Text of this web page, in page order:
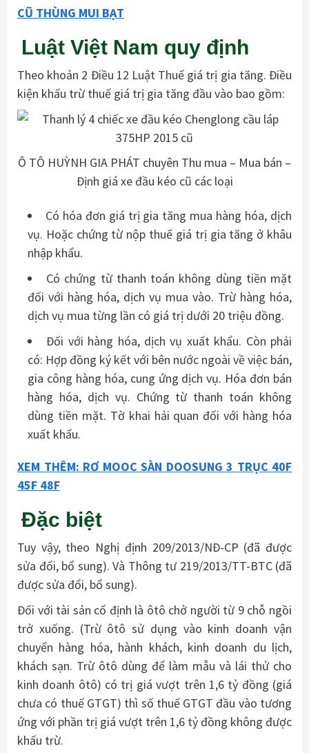
CŨ THÙNG MUI BẠT
Luật Việt Nam quy định
Theo khoản 2 Điều 12 Luật Thuế giá trị gia tăng. Điều
kiện khấu trừ thuế giá trị gia tăng đầu vào bao gồm:
Ô TÔ HUỲNH GIA PHÁT chuyên Thu mua – Mua bán –
Định giá xe đầu kéo cũ các loại
Có hóa đơn giá trị gia tăng mua hàng hóa, dịch
vụ. Hoặc chứng từ nộp thuế giá trị gia tăng ở khâu
nhập khẩu.
Có chứng từ thanh toán không dùng tiền mặt
đối với hàng hóa, dịch vụ mua vào. Trừ hàng hóa,
dịch vụ mua từng lần có giá trị dưới 20 triệu đồng.
Đối với hàng hóa, dịch vụ xuất khẩu. Còn phải
có: Hợp đồng ký kết với bên nước ngoài về việc bán,
gia công hàng hóa, cung ứng dịch vụ. Hóa đơn bán
hàng hóa, dịch vụ. Chứng từ thanh toán không
dùng tiền mặt. Tờ khai hải quan đối với hàng hóa
xuất khẩu.
XEM THÊM: RƠ MOOC SÀN DOOSUNG 3 TRỤC 40F
45F 48F
Đặc biệt
Tuy vậy, theo Nghị định 209/2013/NĐ-CP (đã được
sửa đổi, bổ sung). Và Thông tư 219/2013/TT-BTC (đã
được sửa đổi, bổ sung).
Đối với tài sản cố định là ôtô chở người từ 9 chỗ ngồi
trở xuống. (Trừ ôtô sử dụng vào kinh doanh vận
chuyển hàng hóa, hành khách, kinh doanh du lịch,
khách sạn. Trừ ôtô dùng để làm mẫu và lái thử cho
kinh doanh ôtô) có trị giá vượt trên 1,6 tỷ đồng (giá
chưa có thuế GTGT) thì số thuế GTGT đầu vào tương
ứng với phần trị giá vượt trên 1,6 tỷ đồng không được
khấu trừ.